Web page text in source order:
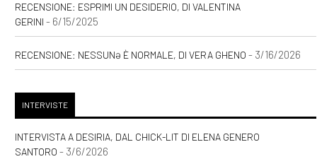
RECENSIONE: ESPRIMI UN DESIDERIO, DI VALENTINA
GERINI - 6/15/2025
RECENSIONE: NESSUNƏ È NORMALE, DI VERA GHENO - 3/16/2026
INTERVISTE
INTERVISTA A DESIRIA, DAL CHICK-LIT DI ELENA GENERO
SANTORO - 3/6/2026